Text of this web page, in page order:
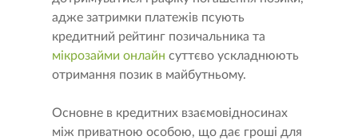
адже затримки платежів псують
кредитний рейтинг позичальника та
мікрозайми онлайн суттєво ускладнюють
отримання позик в майбутньому.
Основне в кредитних взаємовідносинах
між приватною особою, що дає гроші для